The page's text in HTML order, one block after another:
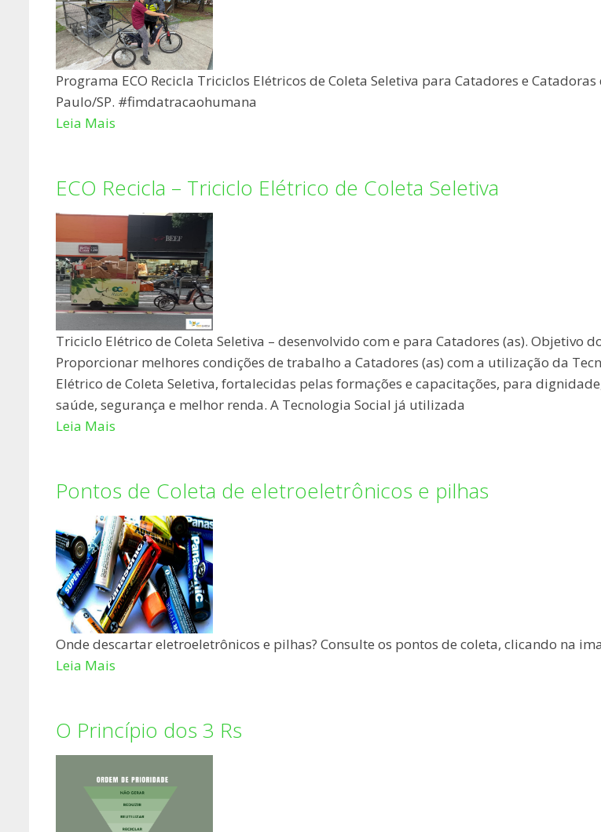
Programa ECO Recicla Triciclos Elétricos de Coleta Seletiva para Catadores e
Paulo/SP. #fimdatracaohumana
Leia Mais
ECO Recicla – Triciclo Elétrico de Coleta Seletiva
Triciclo Elétrico de Coleta Seletiva – desenvolvido com e para Catadores (as). Objetivo
Proporcionar melhores condições de trabalho a Catadores (as) com a utilização da
Elétrico de Coleta Seletiva, fortalecidas pelas formações e capacitações, para
saúde, segurança e melhor renda. A Tecnologia Social já utilizada
Leia Mais
Pontos de Coleta de eletroeletrônicos e pilhas
Onde descartar eletroeletrônicos e pilhas? Consulte os pontos de coleta, clicando na
Leia Mais
O Princípio dos 3 Rs